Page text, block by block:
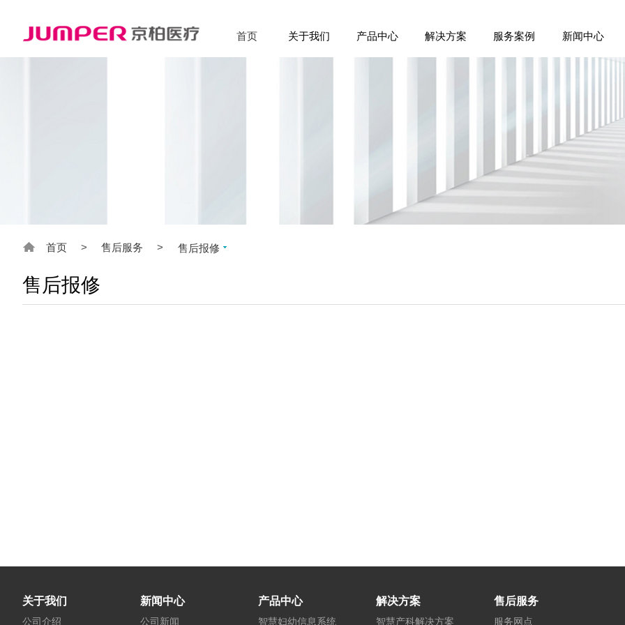
首页 关于我们 产品中心 解决方案 服务案例 新闻中心
首页 > 售后服务 > 售后报修
售后报修
关于我们
公司介绍
新闻中心
公司新闻
产品中心
智慧妇幼信息系统
解决方案
智慧产科解决方案
售后服务
服务网点